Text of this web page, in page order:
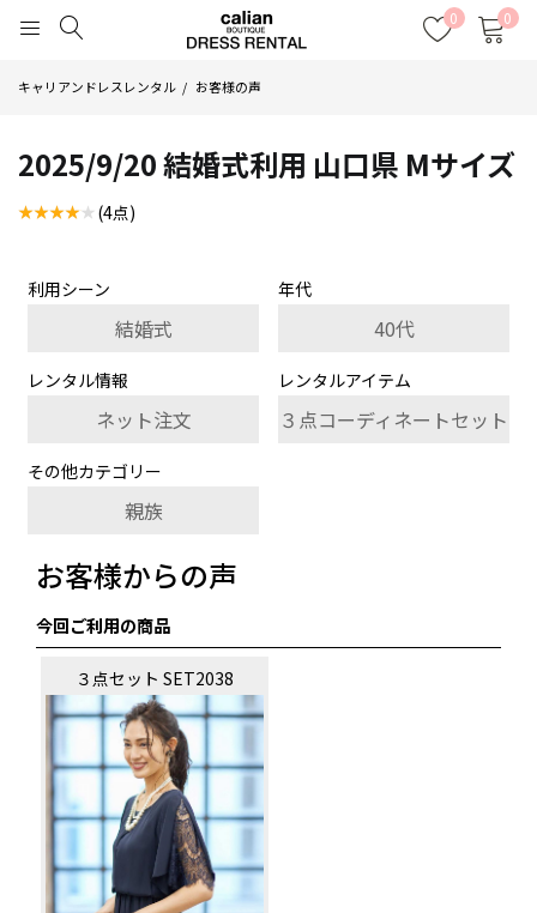
0 0
キャリアンドレスレンタル お客様の声
2025/9/20 結婚式利用 山口県 Mサイズ
(4点)
利用シーン
結婚式
年代
40代
レンタル情報
ネット注文
レンタルアイテム
３点コーディネートセット
その他カテゴリー
親族
お客様からの声
今回ご利用の商品
３点セット SET2038